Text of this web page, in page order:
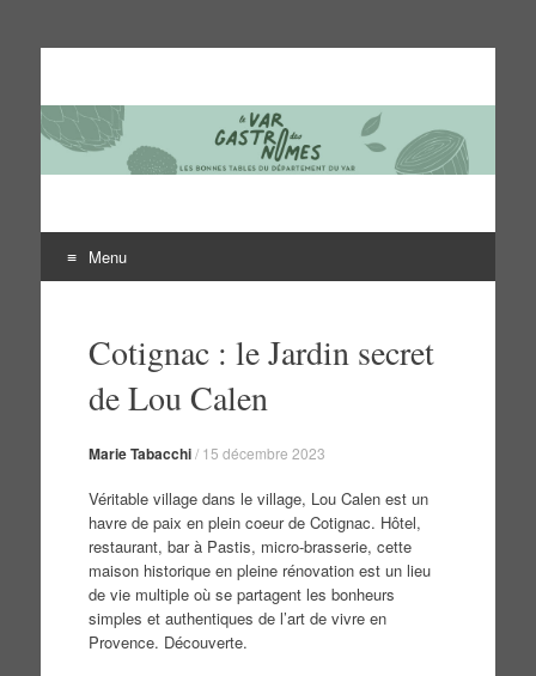
Le Var des gastronomes
Les bonnes tables du département du Var
Menu
contenuCotignac : le Jardin secret
de Lou Calen
Marie Tabacchi/ 15 décembre 2023
Véritable village dans le village, Lou Calen est un
havre de paix en plein coeur de Cotignac. Hôtel,
restaurant, bar à Pastis, micro-brasserie, cette
maison historique en pleine rénovation est un lieu
de vie multiple où se partagent les bonheurs
simples et authentiques de l’art de vivre en
Provence. Découverte.